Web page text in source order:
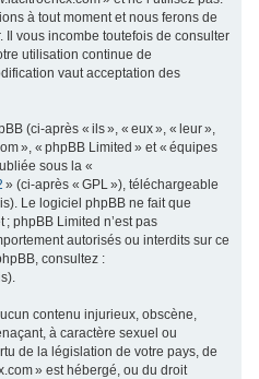
à tout moment et nous ferons de
Il vous incombe toutefois de consulter
utilisation continue de
vaut acceptation des
(ci-après « ils », « eux », « leur »,
», « phpBB Limited » et « équipes
sous la «
» (ci-après « GPL »), téléchargeable
Le logiciel phpBB ne fait que
phpBB Limited n’est pas
autorisés ou interdits sur ce
consultez :
contenu injurieux, obscène,
à caractère sexuel ou
de la législation de votre pays, de
» est hébergé, ou du droit